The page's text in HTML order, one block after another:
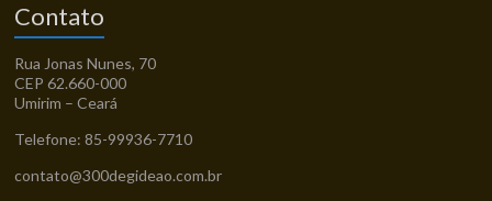
Contato
Rua Jonas Nunes, 70
CEP 62.660-000
Umirim – Ceará
Telefone: 85-99936-7710
contato@300degideao.com.br